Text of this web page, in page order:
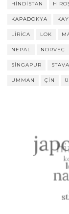
HINDISTAN
KAPADOKYA
LIRICA LOK
NEPAL NORVEÇ
SINGAPUR
UMMAN ÇIN